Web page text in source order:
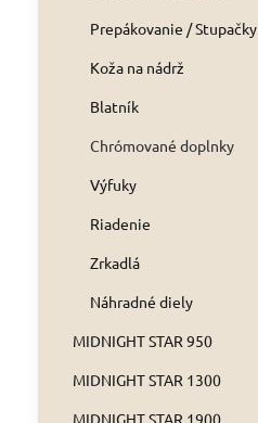
Prepákovanie / Stupačky
Koža na nádrž
Blatník
Chrómované doplnky
Výfuky
Riadenie
Zrkadlá
Náhradné diely
MIDNIGHT STAR 950
MIDNIGHT STAR 1300
MIDNIGHT STAR 1900